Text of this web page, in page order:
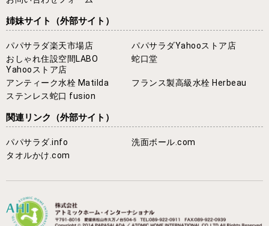
姉妹サイト （外部サイト）
パパサラダ楽天市場店
パパサラダYahooストア店
おしゃれ住設空間LABO
Yahooストア店
蛇口堂
アンティーク水栓 Matilda
フランス製高級水栓 Herbeau
ステンレス蛇口 fusion
関連リンク （外部サイト）
パパサラダ.info
洗面ボール.com
タオルかけ.com